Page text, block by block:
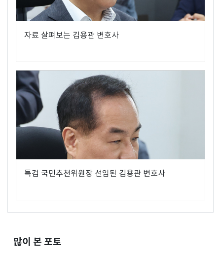
자료 살펴보는 김용관 변호사
특검 국민추천위원장 선임된 김용관 변호사
많이 본 포토